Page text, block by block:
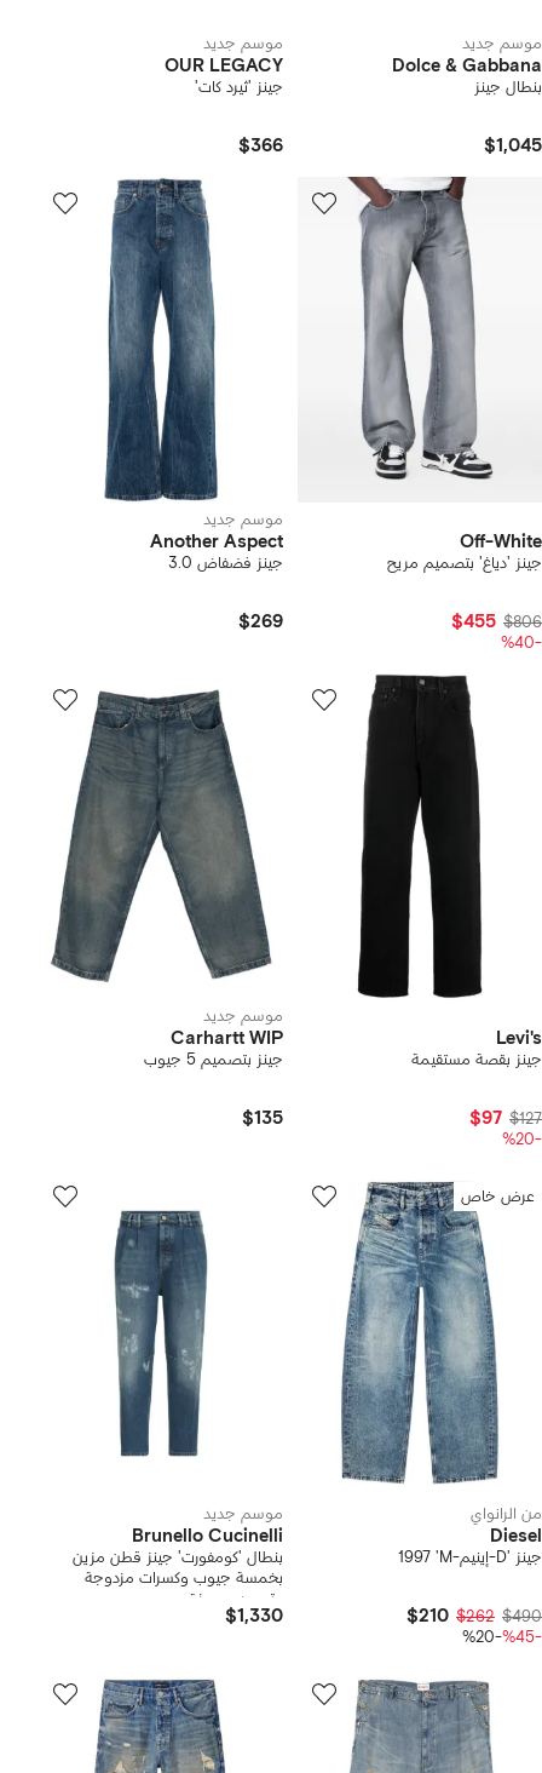
موسم جديد
Dolce & Gabbana
بنطال جينز
$1,045
موسم جديد
OUR LEGACY
جينز 'ثيرد كات'
$366
Off-White
جينز 'دياغ' بتصميم مريح
$806
$455
-%40
موسم جديد
Another Aspect
جينز فضفاض 3.0
$269
Levi's
جينز بقصة مستقيمة
$127
$97
-%20
موسم جديد
Carhartt WIP
جينز بتصميم 5 جيوب
$135
عرض خاص
من الرانواي
Diesel
جينز 'D-إينيم-M' ‫1997‬
$490
$262
$210
-%45
-%20
موسم جديد
Brunello Cucinelli
بنطال 'كومفورت' جينز قطن مزين
بخمسة جيوب وكسرات مزدوجة
وتصميم ممزق
$1,330